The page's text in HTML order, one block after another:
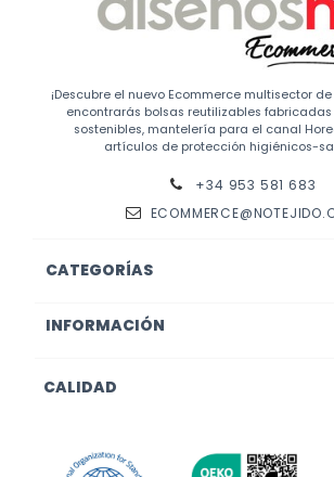
¡Descubre el nuevo Ecommerce multisector de
encontrarás bolsas reutilizables
sostenibles, mantelería para el canal
artículos de protección higiénicos-
+34 953 581 683
CATEGORÍAS
INFORMACIÓN
CALIDAD